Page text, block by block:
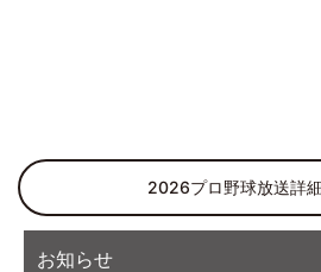
2026プロ野球放送詳
お知らせ